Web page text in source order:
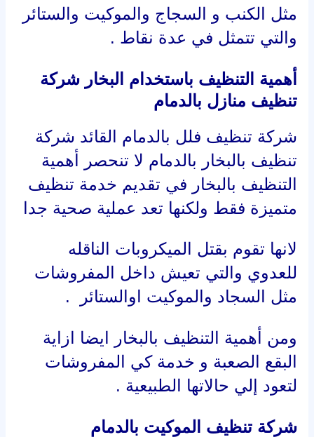
مثل الكنب و السجاج والموكيت والستائر
والتي تتمثل في عدة نقاط .
أهمية التنظيف باستخدام البخار شركة
تنظيف منازل بالدمام
شركة تنظيف فلل بالدمام القائد شركة
تنظيف بالبخار بالدمام لا تنحصر أهمية
التنظيف بالبخار في تقديم خدمة تنظيف
متميزة فقط ولكنها تعد عملية صحية جدا
لانها تقوم بقتل الميكروبات الناقله
للعدوي والتي تعيش داخل المفروشات
مثل السجاد والموكيت اوالستائر .
ومن أهمية التنظيف بالبخار ايضا ازاية
البقع الصعبة و خدمة كي المفروشات
لتعود إلي حالاتها الطبيعية .
شركة تنظيف الموكيت بالدمام